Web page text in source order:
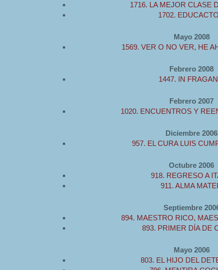
1716. LA MEJOR CLASE
1702.
Mayo 2008
1569. VER O NO VER, HE
Febrero 2008
1447. IN
Febrero 2007
1020. ENCUENTROS Y
Diciembre 2006
957. EL CURA LUIS
Octubre 2006
918. REGRESO A
911. ALMA
Septiembre
894. MAESTRO RICO,
893. PRIMER DÍA DE
Mayo 2006
803. EL HIJO DEL